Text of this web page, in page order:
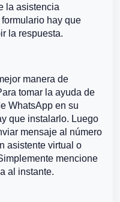
la asistencia
hay que
la respuesta.
manera de
tomar la ayuda de
WhatsApp en su
que instalarlo. Luego
mensaje al número
asistente virtual o
mencione
al instante.